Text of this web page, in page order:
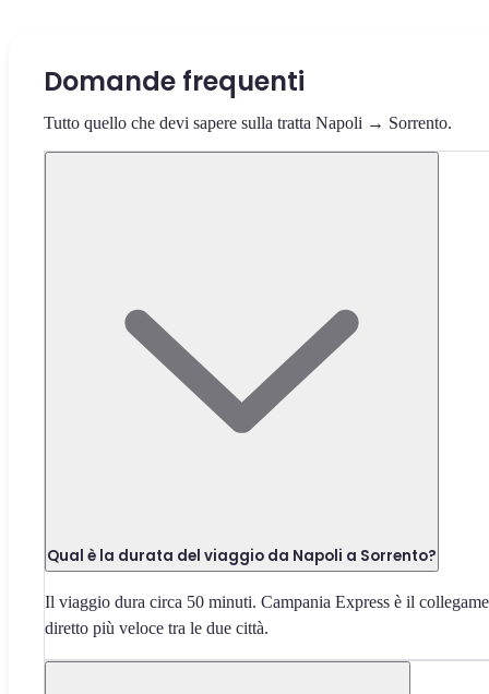
Domande frequenti
Tutto quello che devi sapere sulla tratta Napoli → Sorrento.
Qual è la durata del viaggio da Napoli a Sorrento?
Il viaggio dura circa 50 minuti. Campania Express è il
diretto più veloce tra le due città.